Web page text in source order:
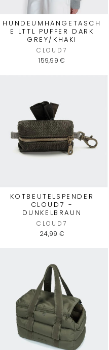
HUNDEUMHÄNGETASCH
E LTTL PUFFER DARK
GREY/KHAKI
CLOUD7
159,99 €
KOTBEUTELSPENDER
CLOUD7 -
DUNKELBRAUN
CLOUD7
24,99 €